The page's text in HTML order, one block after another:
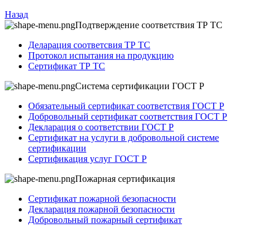
Назад
Подтверждение соответствия ТР ТС
Деларация соответсвия ТР ТС
Протокол испытания на продукцию
Сертификат ТР ТС
Система сертификации ГОСТ Р
Обязательный сертификат соответствия ГОСТ Р
Добровольный сертификат соответствия ГОСТ Р
Декларация о соответствии ГОСТ Р
Сертификат на услуги в добровольной системе
сертификации
Сертификация услуг ГОСТ Р
Пожарная сертификация
Сертификат пожарной безопасности
Декларация пожарной безопасности
Добровольный пожарный сертификат